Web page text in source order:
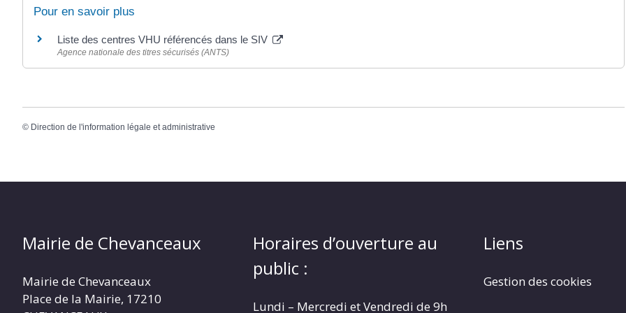
Pour en savoir plus
Liste des centres VHU référencés dans le SIV
Agence nationale des titres sécurisés (ANTS)
© Direction de l'information légale et administrative
Mairie de Chevanceaux
Mairie de Chevanceaux
Place de la Mairie, 17210
Horaires d’ouverture au
public :
Lundi – Mercredi et Vendredi de 9h
Liens
Gestion des cookies